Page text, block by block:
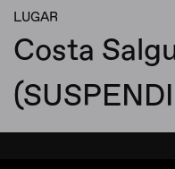
LUGAR
Costa